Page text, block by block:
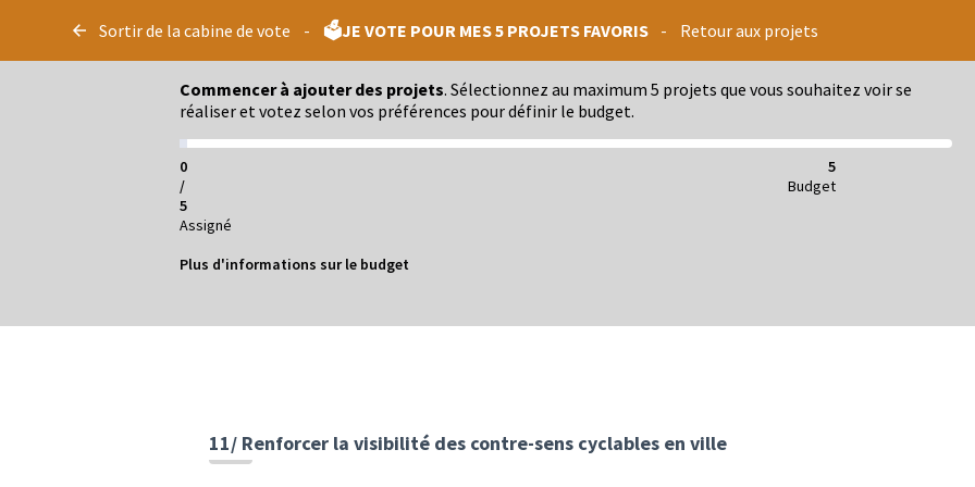
Sortir de la cabine de vote - 🗳️JE VOTE POUR MES 5 PROJETS FAVORIS - Retour aux projets
Commencer à ajouter des projets. Sélectionnez au maximum 5 projets que vous souhaitez voir se
réaliser et votez selon vos préférences pour définir le budget.
0
/
5
Assigné
5
Budget
Plus d'informations sur le budget
11/ Renforcer la visibilité des contre-sens cyclables en ville